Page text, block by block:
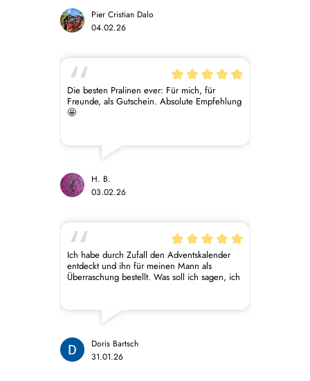
einfach zu Probieren ist ein Erlebnis.
Pier Cristian Dalo
04.02.26
Die besten Pralinen ever: Für mich, für
Freunde, als Gutschein. Absolute Empfehlung
🤩
H. B.
03.02.26
Ich habe durch Zufall den Adventskalender
entdeckt und ihn für meinen Mann als
Überraschung bestellt. Was soll ich sagen, ich
habe mich etwas geärgert den Kalender nicht
probieren lassen und ich war begeistert von
Geschmack und Aussehen. Etwas ganz
Schokoladenliebhaber eine tolle Sache.
Doris Bartsch
31.01.26